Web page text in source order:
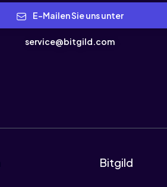
service@bitgild.com
Bitgild